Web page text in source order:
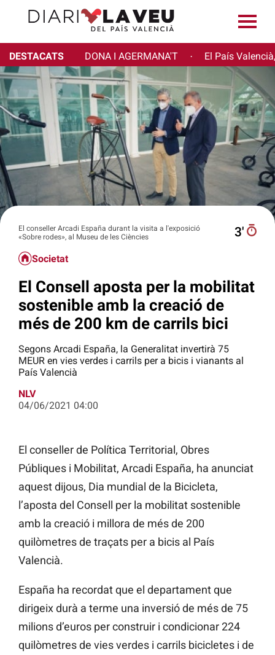
DESTACATS DONA I AGERMANA'T · El País
El conseller Arcadi España durant la visita a l'exposició
«Sobre rodes», al Museu de les Ciències
3′
Societat
El Consell aposta per la mobilitat
sostenible amb la creació de
més de 200 km de carrils bici
Segons Arcadi España, la Generalitat invertirà 75
MEUR en vies verdes i carrils per a bicis i vianants al
País Valencià
NLV
04/06/2021 04:00
El conseller de Política Territorial, Obres
Públiques i Mobilitat, Arcadi España, ha anunciat
aquest dijous, Dia mundial de la Bicicleta,
l’aposta del Consell per la mobilitat sostenible
amb la creació i millora de més de 200
quilòmetres de traçats per a bicis al País
Valencià.
España ha recordat que el departament que
dirigeix durà a terme una inversió de més de 75
milions d’euros per construir i condicionar 224
quilòmetres de vies verdes i carrils bicicletes i de